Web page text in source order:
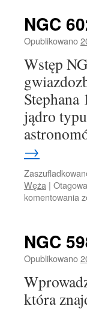
NGC
Opublikowano
Wstęp
jądro
→
Węża |
komentowania
NGC
Opublikowano
która